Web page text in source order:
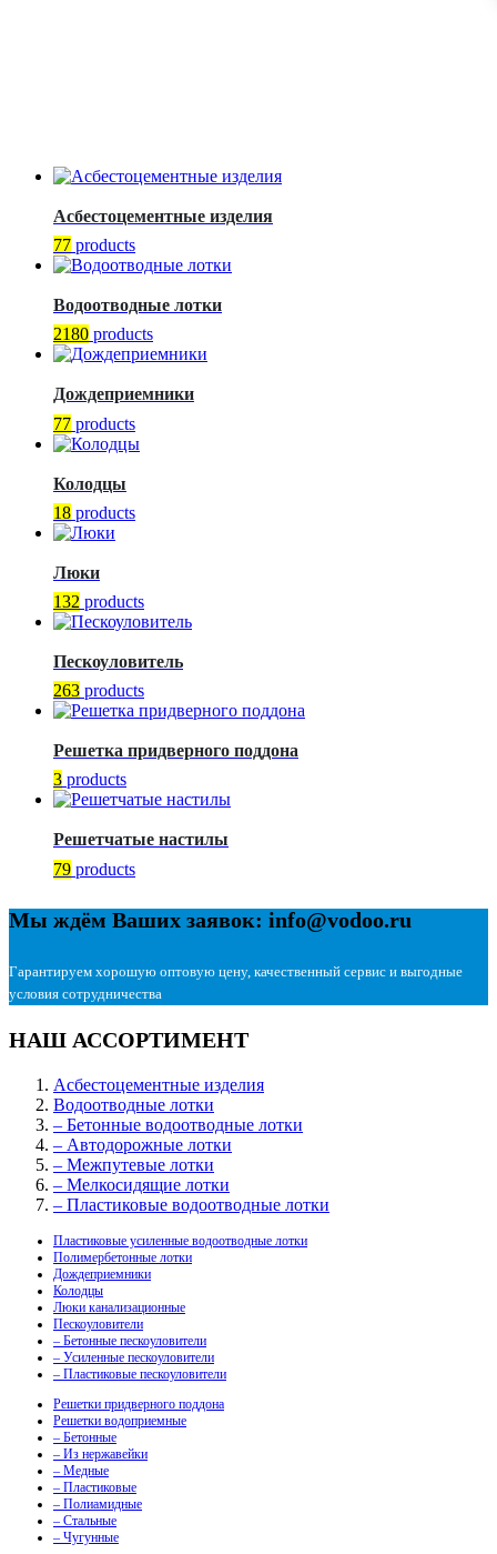
Асбестоцементные изделия
77 products
Водоотводные лотки
2180 products
Дождеприемники
77 products
Колодцы
18 products
Люки
132 products
Пескоуловитель
263 products
Решетка придверного поддона
3 products
Решетчатые настилы
79 products
Мы ждём Ваших заявок: info@vodoo.ru
Гарантируем хорошую оптовую цену, качественный сервис и выгодные
условия сотрудничества
НАШ АССОРТИМЕНТ
Асбестоцементные изделия
Водоотводные лотки
– Бетонные водоотводные лотки
– Автодорожные лотки
– Межпутевые лотки
– Мелкосидящие лотки
– Пластиковые водоотводные лотки
Пластиковые усиленные водоотводные лотки
Полимербетонные лотки
Дождеприемники
Колодцы
Люки канализационные
Пескоуловители
– Бетонные пескоуловители
– Усиленные пескоуловители
– Пластиковые пескоуловители
Решетки придверного поддона
Решетки водоприемные
– Бетонные
– Из нержавейки
– Медные
– Пластиковые
– Полиамидные
– Стальные
– Чугунные